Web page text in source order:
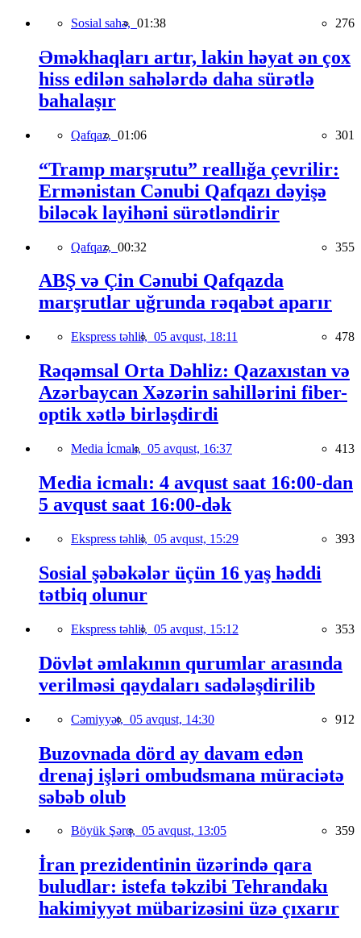
Sosial sahə, 01:38 276
Əməkhaqları artır, lakin həyat ən çox
hiss edilən sahələrdə daha sürətlə
bahalaşır
Qafqaz, 01:06 301
“Tramp marşrutu” reallığa çevrilir:
Ermənistan Cənubi Qafqazı dəyişə
biləcək layihəni sürətləndirir
Qafqaz, 00:32 355
ABŞ və Çin Cənubi Qafqazda
marşrutlar uğrunda rəqabət aparır
Ekspress təhlil, 05 avqust, 18:11 478
Rəqəmsal Orta Dəhliz: Qazaxıstan və
Azərbaycan Xəzərin sahillərini fiber-
optik xətlə birləşdirdi
Media İcmalı, 05 avqust, 16:37 413
Media icmalı: 4 avqust saat 16:00-dan
5 avqust saat 16:00-dək
Ekspress təhlil, 05 avqust, 15:29 393
Sosial şəbəkələr üçün 16 yaş həddi
tətbiq olunur
Ekspress təhlil, 05 avqust, 15:12 353
Dövlət əmlakının qurumlar arasında
verilməsi qaydaları sadələşdirilib
Cəmiyyət, 05 avqust, 14:30 912
Buzovnada dörd ay davam edən
drenaj işləri ombudsmana müraciətə
səbəb olub
Böyük Şərq, 05 avqust, 13:05 359
İran prezidentinin üzərində qara
buludlar: istefa təkzibi Tehrandakı
hakimiyyət mübarizəsini üzə çıxarır